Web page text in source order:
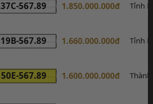
37C-567.89 1.850.000.000đ Tỉnh
19B-567.89 1.660.000.000đ Tỉnh
50E-567.89 1.600.000.000đ